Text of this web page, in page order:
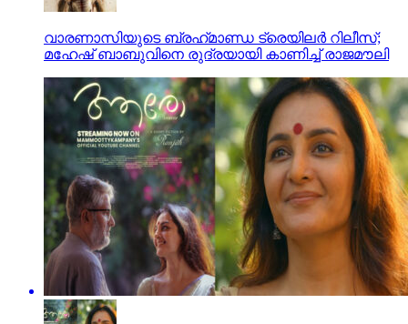
വാരണാസിയുടെ ബ്രഹ്‌മാണ്ഡ ട്രെയിലര്‍ റിലീസ്;
മഹേഷ് ബാബുവിനെ രുദ്രയായി കാണിച്ച് രാജമൗലി